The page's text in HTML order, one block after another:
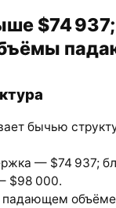
$74
бычью
— $74 937;
$98 000.
падающем